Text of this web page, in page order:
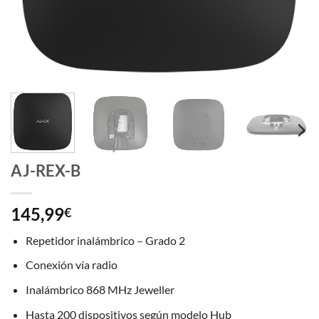
AJ-REX-B
145,99€
Repetidor inalámbrico – Grado 2
Conexión vía radio
Inalámbrico 868 MHz Jeweller
Hasta 200 dispositivos según modelo Hub